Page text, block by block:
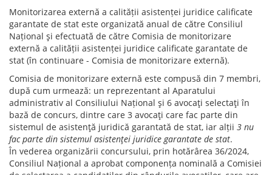
Monitorizarea externă a calității asistenței juridice calificate
garantate de stat este organizată anual de către Consiliul
Național şi efectuată de către Comisia de monitorizare
externă a calității asistenței juridice calificate garantate de
stat (în continuare - Comisia de monitorizare externă).
Comisia de monitorizare externă este compusă din 7 membri,
după cum urmează: un reprezentant al Aparatului
administrativ al Consiliului Național şi 6 avocaţi selectaţi în
bază de concurs, dintre care 3 avocaţi care fac parte din
sistemul de asistenţă juridică garantată de stat, iar alții 3 nu
fac parte din sistemul asistenţei juridice garantate de stat.
În vederea organizării concursului, prin hotărârea 36/2024,
Consiliul Național a aprobat componența nominală a Comisiei